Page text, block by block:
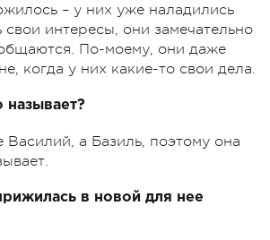
– у них уже наладились
свои интересы, они замечательно
По-моему, они даже
когда у них какие-то свои дела.
называет?
Василий, а Базиль, поэтому она
в новой для нее